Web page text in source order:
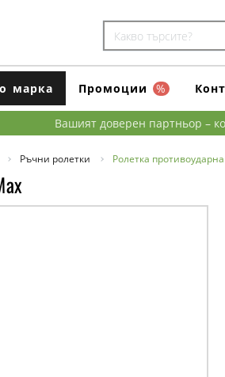
марка Промоции %
Вашият доверен партньор –
Ръчни ролетки Ролетка